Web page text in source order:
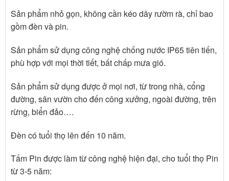
Sản phẩm nhỏ gọn, không cần kéo dây rườm rà, chỉ bao
gồm đèn và pin.
Sản phẩm sử dụng công nghệ chống nước IP65 tiên tiến,
phù hợp với mọi thời tiết, bất chấp mưa gió.
Sản phẩm sử dụng được ở mọi nơi, từ trong nhà, cổng
đường, sân vườn cho đến công xưởng, ngoài đường, trên
rừng, biển đảo….
Đèn có tuổi thọ lên đến 10 năm.
Tấm Pin được làm từ công nghệ hiện đại, cho tuổi thọ Pin
từ 3-5 năm: